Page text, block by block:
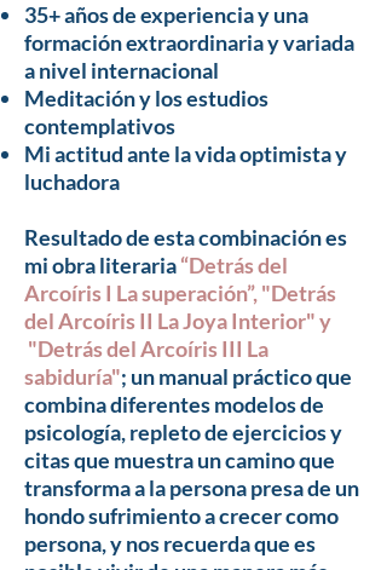
35+ años de experiencia y una
formación extraordinaria y variada
a nivel internacional
Meditación y los estudios
contemplativos
Mi actitud ante la vida optimista y
luchadora
Resultado de esta combinación es
mi obra literaria“Detrás del
Arcoíris I La superación”, "Detrás
del Arcoíris II La Joya Interior" y
"Detrás del Arcoíris III La
sabiduría"; un manual práctico que
combina diferentes modelos de
psicología, repleto de ejercicios y
citas que muestra un camino que
transforma a la persona presa de un
hondo sufrimiento a crecer como
persona, y nos recuerda que es